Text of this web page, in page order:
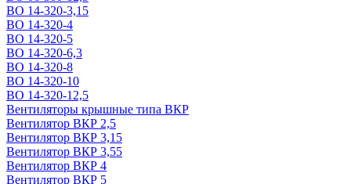
ВО 14-320-3,15
ВО 14-320-4
ВО 14-320-5
ВО 14-320-6,3
ВО 14-320-8
ВО 14-320-10
ВО 14-320-12,5
Вентиляторы крышные типа ВКР
Вентилятор ВКР 2,5
Вентилятор ВКР 3,15
Вентилятор ВКР 3,55
Вентилятор ВКР 4
Вентилятор ВКР 5